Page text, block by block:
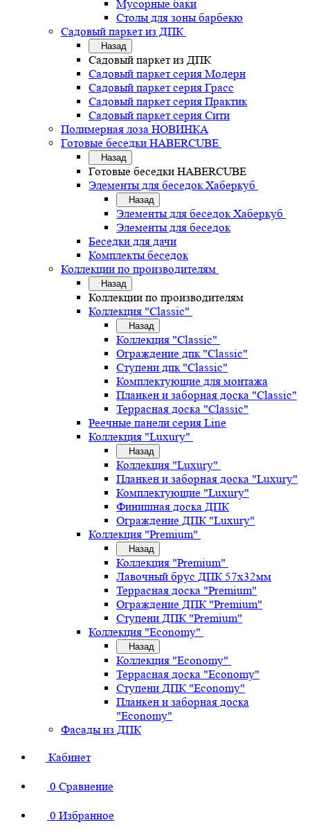
Мусорные баки
Столы для зоны барбекю
Садовый паркет из ДПК
Назад
Садовый паркет из ДПК
Садовый паркет серия Mодерн
Садовый паркет серия Грасс
Садовый паркет серия Практик
Садовый паркет серия Сити
Полимерная лоза НОВИНКА
Готовые беседки HABERCUBE
Назад
Готовые беседки HABERCUBE
Элементы для беседок Хаберкуб
Назад
Элементы для беседок Хаберкуб
Элементы для беседок
Беседки для дачи
Комплекты беседок
Коллекции по производителям
Назад
Коллекции по производителям
Коллекция "Classic"
Назад
Коллекция "Classic"
Ограждение дпк "Classic"
Ступени дпк "Classic"
Комплектующие для монтажа
Планкен и заборная доска "Classic"
Террасная доска "Classic"
Реечные панели серия Line
Коллекция "Luxury"
Назад
Коллекция "Luxury"
Планкен и заборная доска "Luxury"
Комплектующие "Luxury"
Финишная доска ДПК
Ограждение ДПК "Luxury"
Коллекция "Premium"
Назад
Коллекция "Premium"
Лавочный брус ДПК 57х32мм
Террасная доска "Premium"
Ограждение ДПК "Premium"
Ступени ДПК "Premium"
Коллекция "Economy"
Назад
Коллекция "Economy"
Террасная доска "Economy"
Ступени ДПК "Economy"
Планкен и заборная доска
"Economy"
Фасады из ДПК
Кабинет
0 Сравнение
0 Избранное